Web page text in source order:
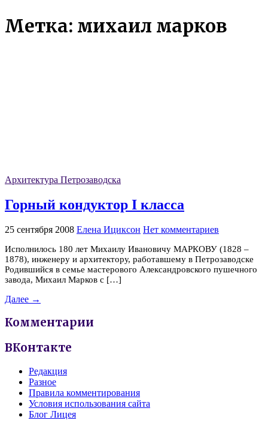
Метка: михаил марков
Архитектура Петрозаводска
Горный кондуктор I класса
25 сентября 2008 Елена Ициксон Нет комментариев
Исполнилось 180 лет Михаилу Ивановичу МАРКОВУ (1828 –
1878), инженеру и архитектору, работавшему в Петрозаводске
Родившийся в семье мастерового Александровского пушечного
завода, Михаил Марков с […]
Далее →
Комментарии
ВКонтакте
Редакция
Разное
Правила комментирования
Условия использования сайта
Блог Лицея